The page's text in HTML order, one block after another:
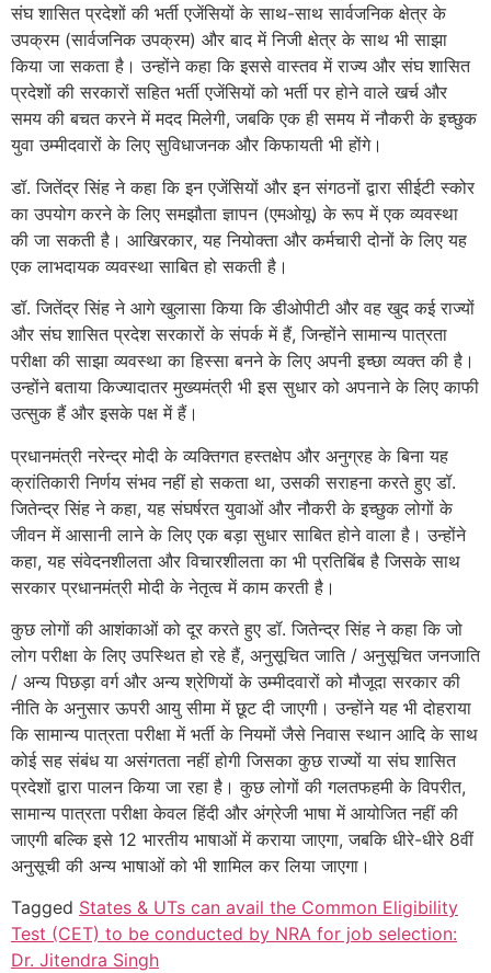
संघ शासित प्रदेशों की भर्ती एजेंसियों के साथ-साथ सार्वजनिक क्षेत्र के
उपक्रम (सार्वजनिक उपक्रम) और बाद में निजी क्षेत्र के साथ भी साझा
किया जा सकता है। उन्होंने कहा कि इससे वास्तव में राज्य और संघ शासित
प्रदेशों की सरकारों सहित भर्ती एजेंसियों को भर्ती पर होने वाले खर्च और
समय की बचत करने में मदद मिलेगी, जबकि एक ही समय में नौकरी के इच्छुक
युवा उम्मीदवारों के लिए सुविधाजनक और किफायती भी होंगे।
डॉ. जितेंद्र सिंह ने कहा कि इन एजेंसियों और इन संगठनों द्वारा सीईटी स्कोर
का उपयोग करने के लिए समझौता ज्ञापन (एमओयू) के रूप में एक व्यवस्था
की जा सकती है। आखिरकार, यह नियोक्ता और कर्मचारी दोनों के लिए यह
एक लाभदायक व्यवस्था साबित हो सकती है।
डॉ. जितेंद्र सिंह ने आगे खुलासा किया कि डीओपीटी और वह खुद कई राज्यों
और संघ शासित प्रदेश सरकारों के संपर्क में हैं, जिन्होंने सामान्‍य पात्रता
परीक्षा की साझा व्यवस्था का हिस्सा बनने के लिए अपनी इच्‍छा व्यक्त की है।
उन्होंने बताया किज्यादातर मुख्यमंत्री भी इस सुधार को अपनाने के लिए काफी
उत्‍सुक हैं और इसके पक्ष में हैं।
प्रधानमंत्री नरेन्‍द्र मोदी के व्यक्तिगत हस्तक्षेप और अनुग्रह के बिना यह
क्रांतिकारी निर्णय संभव नहीं हो सकता था, उसकी सराहना करते हुए डॉ.
जितेन्‍द्र सिंह ने कहा, यह संघर्षरत युवाओं और नौकरी के इच्छुक लोगों के
जीवन में आसानी लाने के लिए एक बड़ा सुधार साबित होने वाला है। उन्होंने
कहा, यह संवेदनशीलता और विचारशीलता का भी प्रतिबिंब है जिसके साथ
सरकार प्रधानमंत्री मोदी के नेतृत्व में काम करती है।
कुछ लोगों की आशंकाओं को दूर करते हुए डॉ. जितेन्‍द्र सिंह ने कहा कि जो
लोग परीक्षा के लिए उपस्थित हो रहे हैं, अनुसूचित जाति / अनुसूचित जनजाति
/ अन्य पिछड़ा वर्ग और अन्य श्रेणियों के उम्मीदवारों को मौजूदा सरकार की
नीति के अनुसार ऊपरी आयु सीमा में छूट दी जाएगी। उन्होंने यह भी दोहराया
कि सामान्‍य पात्रता परीक्षा में भर्ती के नियमों जैसे निवास स्‍थान आदि के साथ
कोई सह संबंध या असंगतता नहीं होगी जिसका कुछ राज्‍यों या संघ शासित
प्रदेशों द्वारा पालन किया जा रहा है। कुछ लोगों की गलतफहमी के विपरीत,
सामान्‍य पात्रता परीक्षा केवल हिंदी और अंग्रेजी भाषा में आयोजित नहीं की
जाएगी बल्कि इसे 12 भारतीय भाषाओं में कराया जाएगा, जबकि धीरे-धीरे 8वीं
अनुसूची की अन्य भाषाओं को भी शामिल कर लिया जाएगा।
Tagged States & UTs can avail the Common Eligibility
Test (CET) to be conducted by NRA for job selection:
Dr. Jitendra Singh